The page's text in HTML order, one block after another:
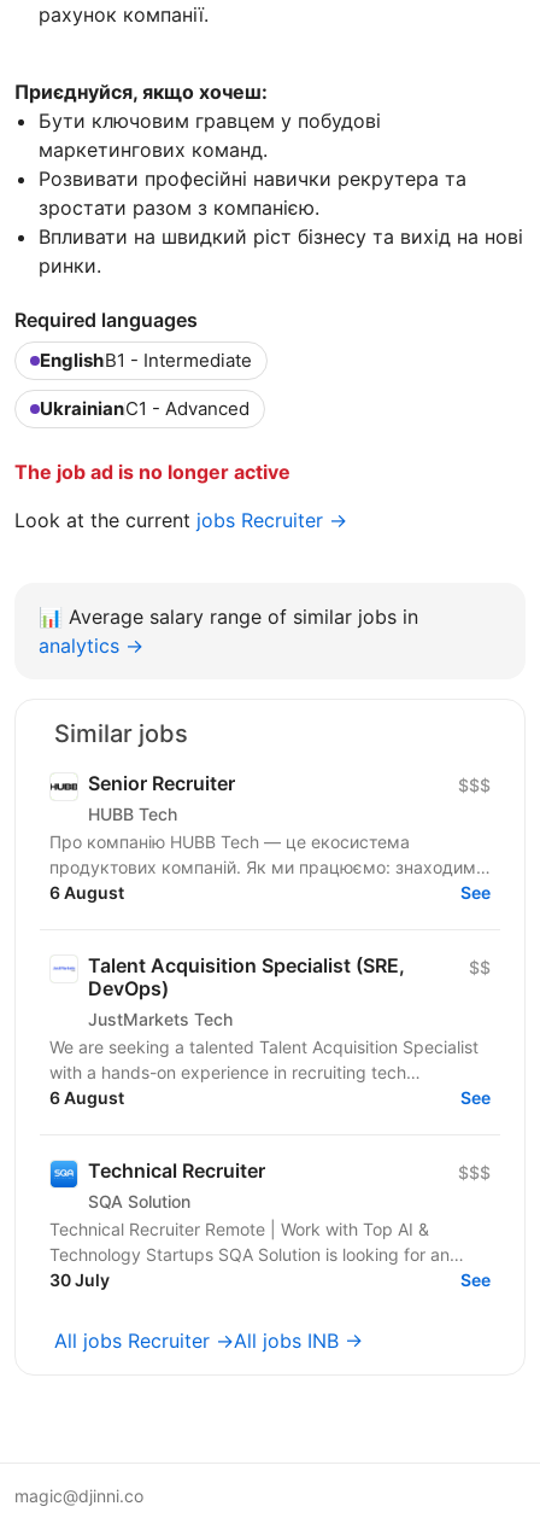
рахунок компанії.
Приєднуйся, якщо хочеш:
Бути ключовим гравцем у побудові
маркетингових команд.
Розвивати професійні навички рекрутера та
зростати разом з компанією.
Впливати на швидкий ріст бізнесу та вихід на нові
ринки.
Required languages
EnglishB1 - Intermediate
UkrainianC1 - Advanced
The job ad is no longer active
Look at the current jobs Recruiter →
📊 Average salary range of similar jobs in
analytics →
Similar jobs
Senior Recruiter
HUBB Tech
$$$
Про компанію HUBB Tech — це екосистема
продуктових компаній. Як ми працюємо: знаходимо
ідею — тестуємо гіпотези — отримуємо перші
6 August See
Talent Acquisition Specialist (SRE,
DevOps)
JustMarkets Tech
$$
We are seeking a talented Talent Acquisition Specialist
with a hands-on experience in recruiting tech
professionals. As a Talent Acquisition Specialist you...
6 August See
Technical Recruiter
SQA Solution
$$$
Technical Recruiter Remote | Work with Top AI &
Technology Startups SQA Solution is looking for an
experienced Technical Recruiter to join our team and...
30 July See
All jobs Recruiter →All jobs INB →
magic@djinni.co